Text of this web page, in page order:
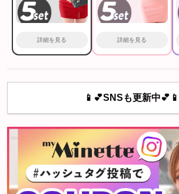
詳細を見る 詳細を見る
📱💕SNSも更新中💕📱